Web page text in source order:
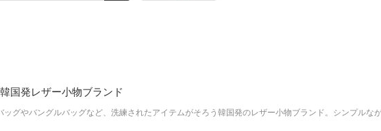
国発レザー小物ブランド
グやバングルバッグなど、洗練されたアイテムがそろう韓国発のレザー小物ブランド。シンプルな